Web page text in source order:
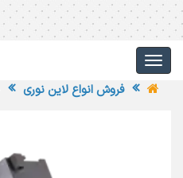
فروش انواع لاین نوری